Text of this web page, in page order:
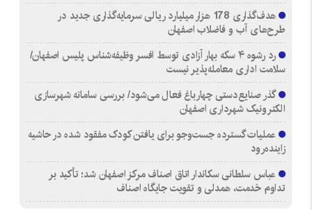
هدف‌گذاری 178 هزار میلیارد ریالی سرمایه‌گذاری جدید در
طرح‌های آب و فاضلاب اصفهان
رد رشوه ۴ سکه بهار آزادی توسط افسر وظیفه‌شناس پلیس اصفهان/
سلامت اداری معامله‌پذیر نیست
گذر صنایع‌دستی چهارباغ فعال می‌شود/ بررسی سامانه شهرسازی
الکترونیک شهرداری اصفهان
عملیات گسترده جست‌وجو برای یافتن کودک مفقود شده در حاشیه
زاینده‌رود
عباس سلطانی سکاندار اتاق اصناف مرکز اصفهان شد؛ تأکید بر
تداوم خدمت، همدلی و تقویت جایگاه اصناف